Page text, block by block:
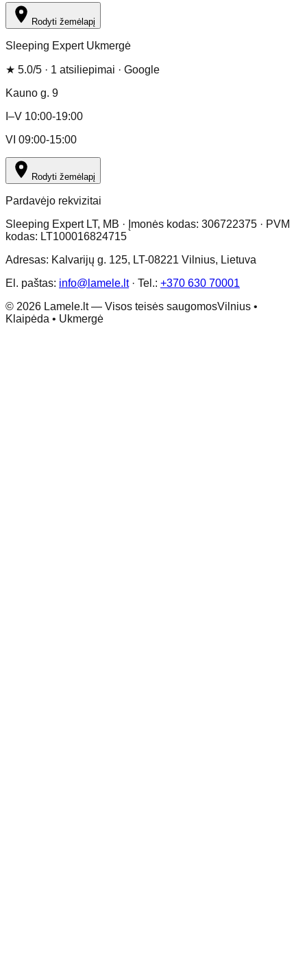
Rodyti žemėlapį
Sleeping Expert Ukmergė
★ 5.0/5 · 1 atsiliepimai · Google
Kauno g. 9
I–V 10:00-19:00
VI 09:00-15:00
Rodyti žemėlapį
Pardavėjo rekvizitai
Sleeping Expert LT, MB · Įmonės kodas: 306722375 · PVM
kodas: LT100016824715
Adresas: Kalvarijų g. 125, LT-08221 Vilnius, Lietuva
El. paštas: info@lamele.lt· Tel.: +370 630 70001
© 2026 Lamele.lt — Visos teisės saugomosVilnius •
Klaipėda • Ukmergė